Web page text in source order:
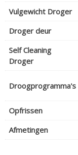
Vulgewicht Droger
Droger deur
Self Cleaning
Droger
Droogprogramma's
Opfrissen
Afmetingen